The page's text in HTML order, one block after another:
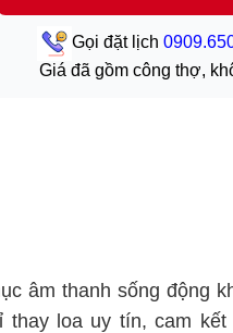
Gọi đặt lịch
Giá đã gồm công thợ,
âm thanh sống động
thay loa uy tín, cam